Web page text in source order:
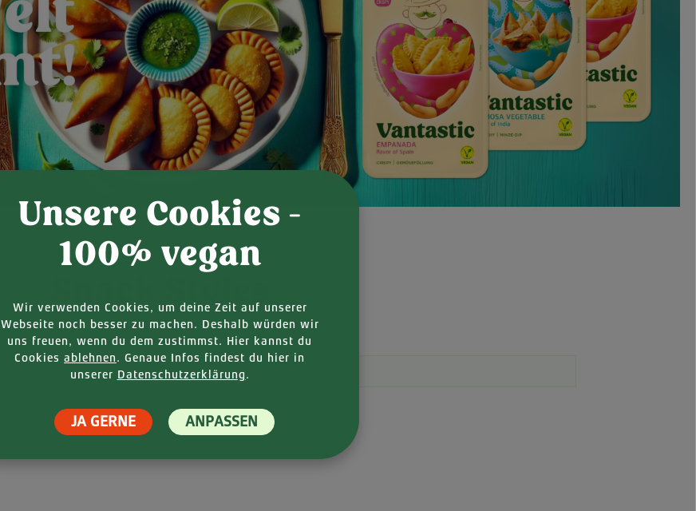
Unsere Cookies -
100% vegan
Wir verwenden Cookies, um deine Zeit auf unserer
Webseite noch besser zu machen. Deshalb würden wir
uns freuen, wenn du dem zustimmst. Hier kannst du
Cookies ablehnen. Genaue Infos findest du hier in
unserer Datenschutzerklärung.
ANPASSEN
JA GERNE